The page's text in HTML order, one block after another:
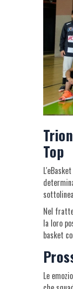
Top
Nel
la loro
basket
Le